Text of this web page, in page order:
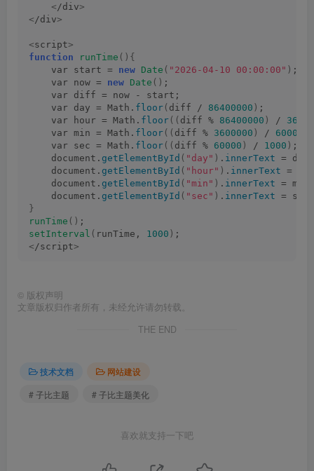
< /div>
< /div>
<script>
function
runTime (){
    var start =
new Date ( "2026-04-10 00:00:00" ) ;
    var now =
new Date () ;
    var diff = now - start;
    var day = Math.
floor ( diff / 86400000 ) ;
    var hour = Math.
floor (( diff % 86400000 ) /
    var min = Math.
floor (( diff % 3600000 ) / 60000
    var sec = Math.
floor (( diff % 60000 ) / 1000 ) ;
    document.
getElementById ( "day" ) . innerText = day;
    document.
getElementById ( "hour" ) . innerText =
    document.
getElementById ( "min" ) . innerText = min;
    document.
getElementById ( "sec" ) . innerText = sec;
}
runTime () ;
setInterval ( runTime, 1000 ) ;
< /script>
© 版权声明
文章版权归作者所有，未经允许请勿转载。
THE END
技术文档
网站建设
# 子比主题
# 子比主题美化
喜欢就支持一下吧